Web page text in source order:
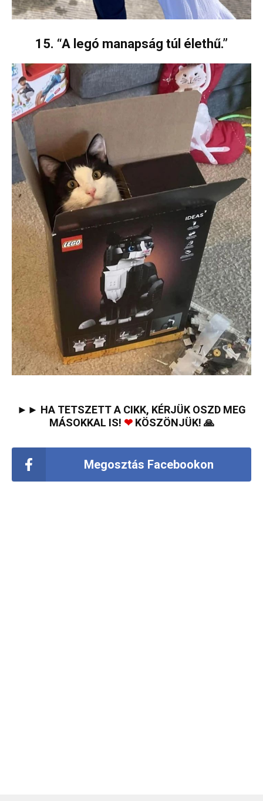
15. “A legó manapság túl élethű.”
►► HA TETSZETT A CIKK, KÉRJÜK OSZD MEG
MÁSOKKAL IS! ❤KÖSZÖNJÜK! 🙏
Megosztás Facebookon